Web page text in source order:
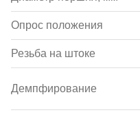
Опрос положения
Резьба на штоке
Демпфирование